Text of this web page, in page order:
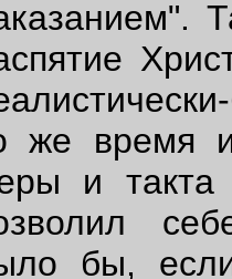
же время
и такта
бы,